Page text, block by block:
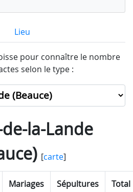
Lieu
pour connaître le nombre
selon le type :
de-la-Lande
[carte]
Mariages Sépultures Total